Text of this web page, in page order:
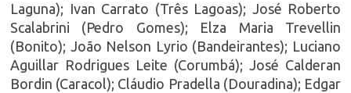
Laguna); Ivan Carrato (Três Lagoas); José Roberto
Scalabrini (Pedro Gomes); Elza Maria Trevellin
(Bonito); João Nelson Lyrio (Bandeirantes); Luciano
Aguillar Rodrigues Leite (Corumbá); José Calderan
Bordin (Caracol); Cláudio Pradella (Douradina); Edgar